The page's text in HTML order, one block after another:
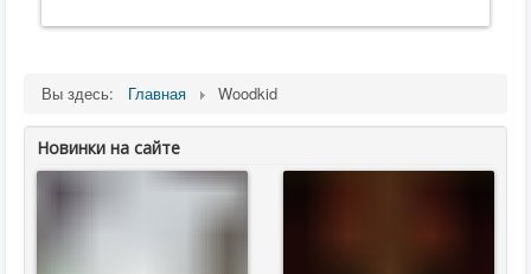
Вы здесь: Главная Woodkid
Новинки на сайте